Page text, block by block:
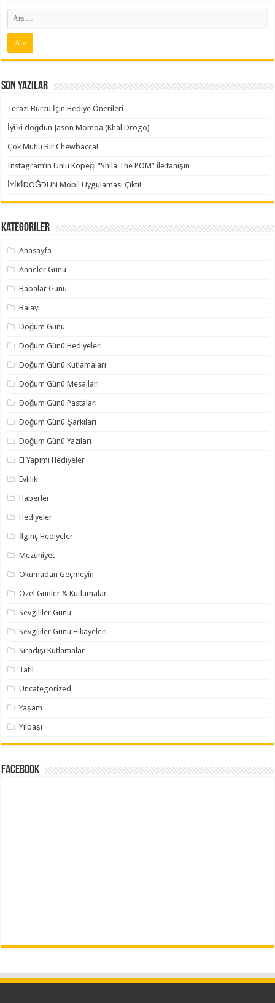
Son Yazılar
Terazi Burcu İçin Hediye Önerileri
İyi ki doğdun Jason Momoa (Khal Drogo)
Çok Mutlu Bir Chewbacca!
Instagram’ın Ünlü Köpeği “Shila The POM” ile tanışın
İYİKİDOĞDUN Mobil Uygulaması Çıktı!
Kategoriler
Anasayfa
Anneler Günü
Babalar Günü
Balayı
Doğum Günü
Doğum Günü Hediyeleri
Doğum Günü Kutlamaları
Doğum Günü Mesajları
Doğum Günü Pastaları
Doğum Günü Şarkıları
Doğum Günü Yazıları
El Yapımı Hediyeler
Evlilik
Haberler
Hediyeler
İlginç Hediyeler
Mezuniyet
Okumadan Geçmeyin
Özel Günler & Kutlamalar
Sevgililer Günü
Sevgililer Günü Hikayeleri
Sıradışı Kutlamalar
Tatil
Uncategorized
Yaşam
Yılbaşı
Facebook